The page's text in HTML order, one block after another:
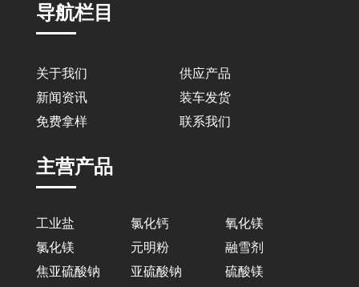
导航栏目
关于我们
供应产品
新闻资讯
装车发货
免费拿样
联系我们
主营产品
工业盐 氯化钙
氧化镁
氯化镁
元明粉
融雪剂
焦亚硫酸钠
亚硫酸钠
硫酸镁